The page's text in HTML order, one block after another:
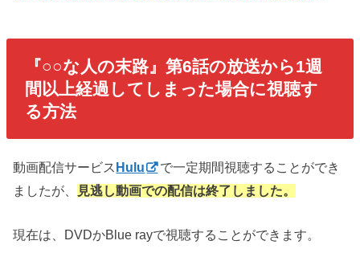
『○○な人の末路』第6話の放送から1週
間以上経過してしまった場合に視聴す
る方法
動画配信サービス Hulu
で一定期間視聴することができ
ましたが、
見逃し動画での配信は終了しました。
現在は、DVDかBlue rayで視聴することができます。